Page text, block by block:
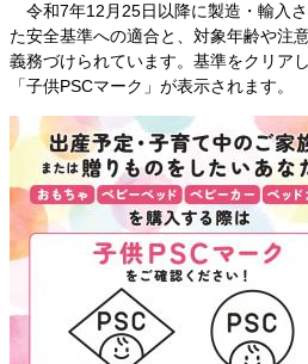
令和7年12月25日以降に製造・輸入
た安全基準への適合と、対象年齢や注
義務づけられています。基準をクリア
「子供PSCマーク」が表示されます。